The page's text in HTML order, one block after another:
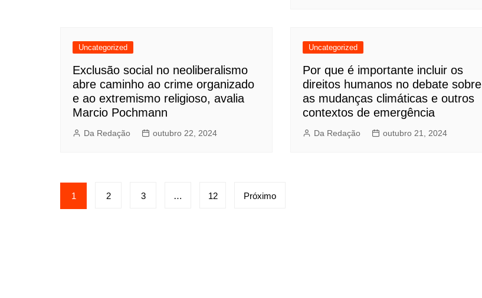
Uncategorized
Exclusão social no neoliberalismo
abre caminho ao crime organizado
e ao extremismo religioso, avalia
Marcio Pochmann
Da Redação outubro 22, 2024
Uncategorized
Por que é importante incluir os
direitos humanos no debate sobre
as mudanças climáticas e outros
contextos de emergência
Da Redação outubro 21, 2024
Paginação
de
1 2 3 … 12 Próximo